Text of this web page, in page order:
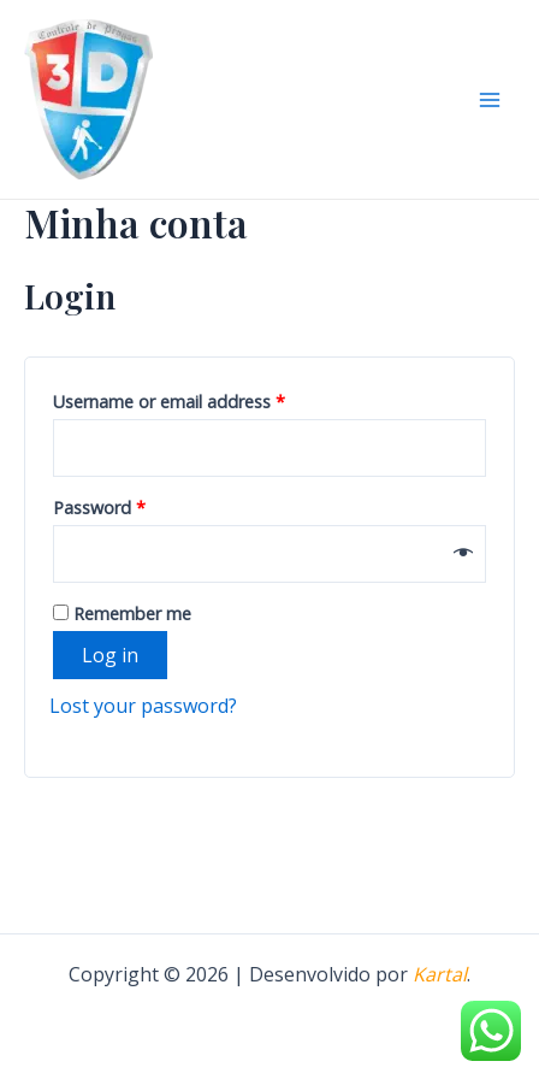
para
conteúdo
Minha conta
Login
Username or email address *
Password *
Remember me
Log in
Lost your password?
Copyright © 2026 | Desenvolvido por Kartal.